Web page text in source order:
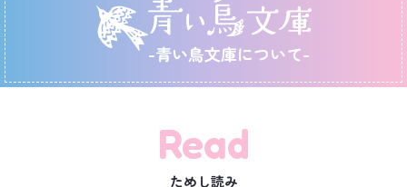
-青い鳥文庫について-
Read
ためし読み